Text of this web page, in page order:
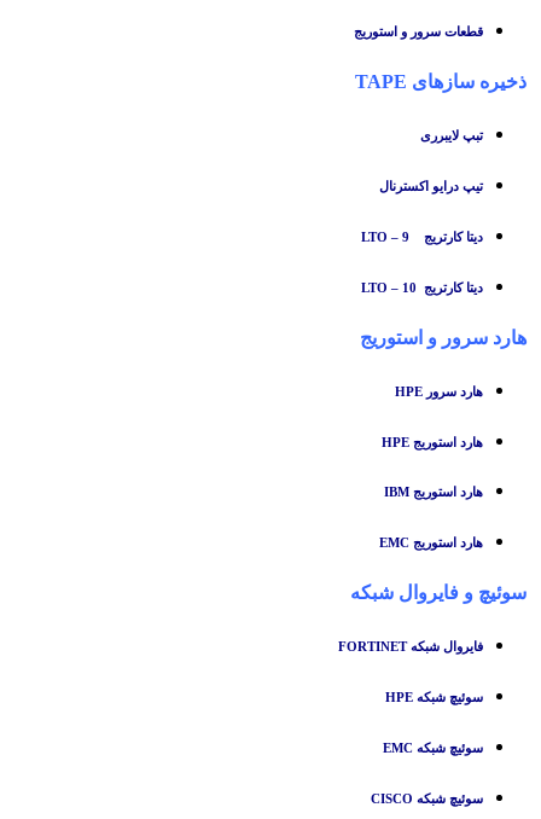
قطعات سرور و استوریج
ذخیره سازهای TAPE
تبپ لایبرری
تیپ درایو اکسترنال
دیتا کارتریج LTO – 9
دیتا کارتریج LTO – 10
هارد سرور و استوریج
هارد سرور HPE
هارد استوریج HPE
هارد استوریج IBM
هارد استوریج EMC
سوئیچ و فایروال شبکه
فایروال شبکه FORTINET
سوئیچ شبکه HPE
سوئیچ شبکه EMC
سوئیچ شبکه CISCO